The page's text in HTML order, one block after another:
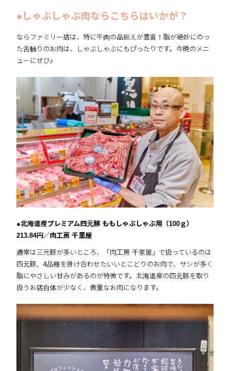
●しゃぶしゃぶ肉ならこちらはいかが？
ならファミリー店は、特に牛肉の品揃えが豊富！脂が絶妙にのっ
た舌触りのお肉は、しゃぶしゃぶにもぴったりです。今晩のメニ
ューにぜひ♪
●北海道産プレミアム四元豚 ももしゃぶしゃぶ用（100ｇ）
213.84円／肉工房 千里屋
通常は三元豚が多いところ、「肉工房 千里屋」で扱っているのは
四元豚。4品種を掛け合わせたいいとこどりのお肉で、サシが多く
脂にやさしい甘みがあるのが特徴です。北海道産の四元豚を取り
扱うお店自体が少なく、貴重なお肉になります。